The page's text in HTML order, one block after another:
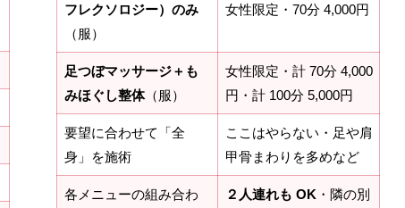
フレクソロジー）のみ
（服）
女性限定・70分 4,000円
足つぼマッサージ＋も
みほぐし整体（服）
女性限定・計 70分 4,000
円・計 100分 5,000円
要望に合わせて「全
身」を施術
ここはやらない・足や肩
甲骨まわりを多めなど
各メニューの組み合わ
２人連れも OK ・隣の別